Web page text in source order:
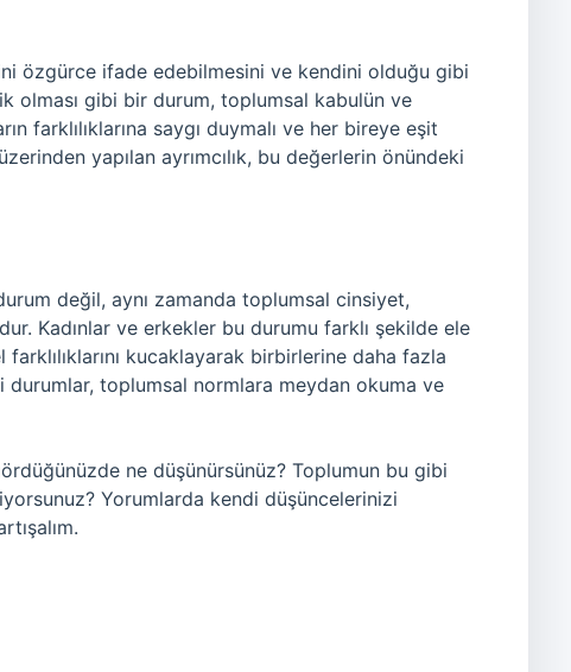
özgürce ifade edebilmesini ve kendini olduğu gibi
olması gibi bir durum, toplumsal kabulün ve
farklılıklarına saygı duymalı ve her bireye eşit
yapılan ayrımcılık, bu değerlerin önündeki
değil, aynı zamanda toplumsal cinsiyet,
Kadınlar ve erkekler bu durumu farklı şekilde ele
kucaklayarak birbirlerine daha fazla
durumlar, toplumsal normlara meydan okuma ve
ne düşünürsünüz? Toplumun bu gibi
Yorumlarda kendi düşüncelerinizi